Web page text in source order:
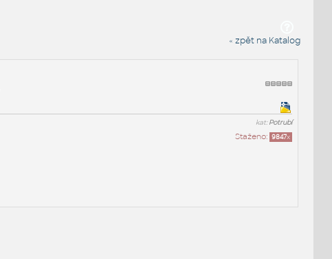
« zpět na Katalog
kat:Potrubí
Staženo: 9847x